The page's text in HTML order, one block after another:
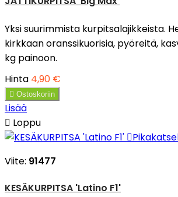
Yksi suurimmista kurpitsalajikkeista.
kirkkaan oranssikuorisia, pyöreitä,
kg painoon.
Hinta 4,90 €
 Ostoskoriin
Lisää
 Loppu

Viite: 91477
KESÄKURPITSA 'Latino F1'